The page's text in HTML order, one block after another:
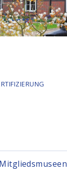
Mitgliedsmuseen